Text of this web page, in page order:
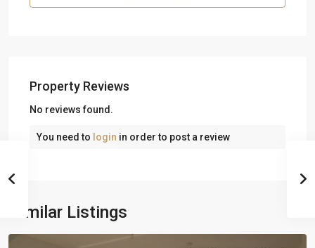
Property Reviews
No reviews found.
You need to login in order to post a review
Similar Listings